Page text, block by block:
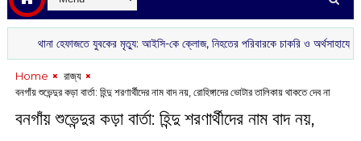
হেফাজতে যুবকের মৃত্যু: আইসি-কে ক্লোজ, নিহতের পরিবারকে চাকরি ও অর্থসাহায্যের ঘোষণা
Home
‌ রাজ্য
বনগাঁয় শুভেন্দুর কড়া বার্তা: হিন্দু শরণার্থীদের নাম বাদ নয়, রোহিঙ্গাদের ভোটার তালিকায় থাকতে দেব না
বনগাঁয় শুভেন্দুর কড়া বার্তা: হিন্দু শরণার্থীদের নাম বাদ নয়,